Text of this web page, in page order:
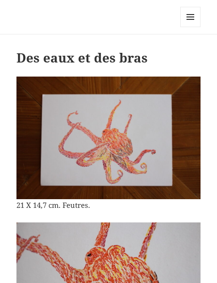
Le site personnel d'Antoine Oury
Des eaux et des bras
21 X 14,7 cm. Feutres.